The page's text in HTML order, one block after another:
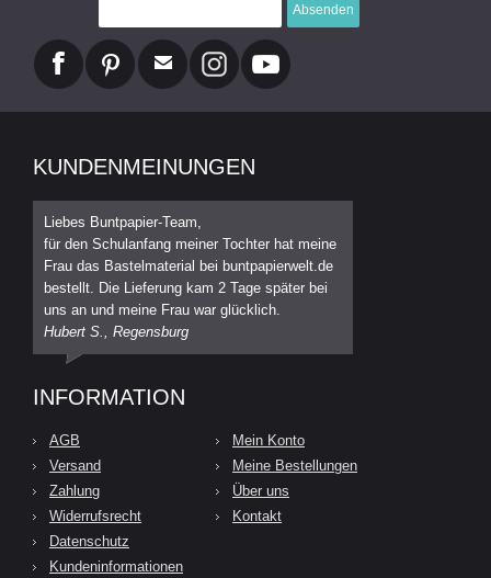
Absenden
KUNDENMEINUNGEN
Liebes Buntpapier-Team,
für den Schulanfang meiner Tochter hat meine
Frau das Bastelmaterial bei buntpapierwelt.de
bestellt. Die Lieferung kam 2 Tage später bei
uns an und meine Frau war glücklich.
Hubert S., Regensburg
INFORMATION
AGB
Versand
Zahlung
Widerrufsrecht
Datenschutz
Kundeninformationen
Mein Konto
Meine Bestellungen
Über uns
Kontakt